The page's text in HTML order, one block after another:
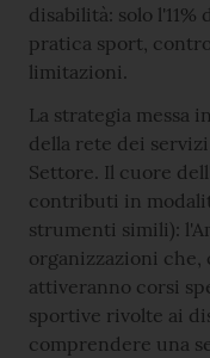
disabilità: solo
pratica sport,
limitazioni.
La strategia messa
della rete dei
Settore. Il cuore
contributi in
strumenti simili):
organizzazioni che,
attiveranno corsi
sportive rivolte ai
comprendere una